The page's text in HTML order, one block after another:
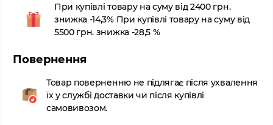
При купівлі товару на суму від 2400 грн.
знижка -14,3% При купівлі товару на суму від
5500 грн. знижка -28,5 %
Повернення
Товар поверненню не підлягає після ухвалення
їх у службі доставки чи після купівлі
самовивозом.